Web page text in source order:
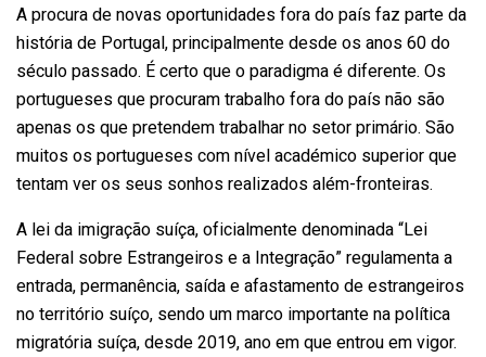
A procura de novas oportunidades fora do país faz parte da
história de Portugal, principalmente desde os anos 60 do
século passado. É certo que o paradigma é diferente. Os
portugueses que procuram trabalho fora do país não são
apenas os que pretendem trabalhar no setor primário. São
muitos os portugueses com nível académico superior que
tentam ver os seus sonhos realizados além-fronteiras.
A lei da imigração suíça, oficialmente denominada “Lei
Federal sobre Estrangeiros e a Integração” regulamenta a
entrada, permanência, saída e afastamento de estrangeiros
no território suíço, sendo um marco importante na política
migratória suíça, desde 2019, ano em que entrou em vigor.